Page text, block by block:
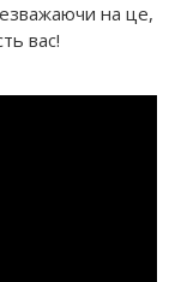
на це,
вас!